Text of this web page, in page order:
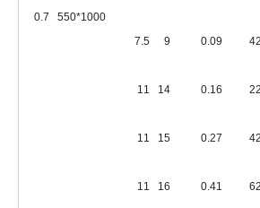
1000*550
0.7
4
0.09
9
7.5
2
0.16
14
11
4
0.27
15
11
6
0.41
16
11